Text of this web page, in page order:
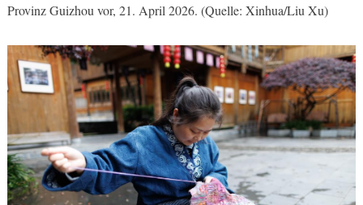
Provinz Guizhou vor, 21. April 2026. (Quelle: Xinhua/Liu Xu)